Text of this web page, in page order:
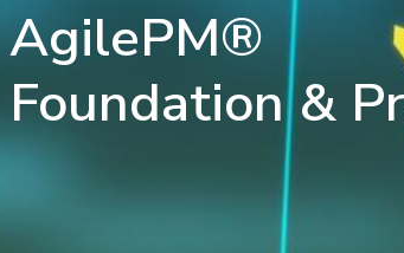
AgilePM®
Foundation &